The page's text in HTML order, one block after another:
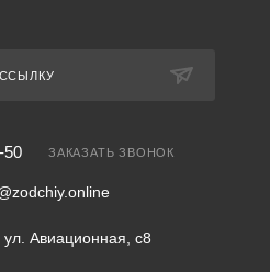
50 ЗАКАЗАТЬ ЗВОНОК
ул. Авиационная, с8